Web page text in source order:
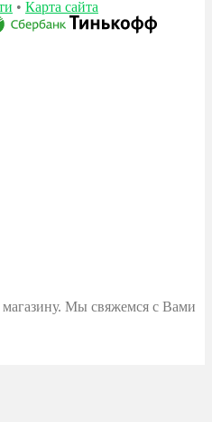
• Карта сайта
Мы свяжемся с Вами